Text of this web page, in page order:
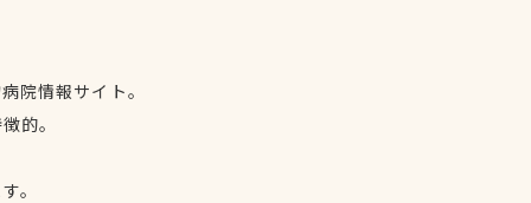
院情報サイト。
的。
。